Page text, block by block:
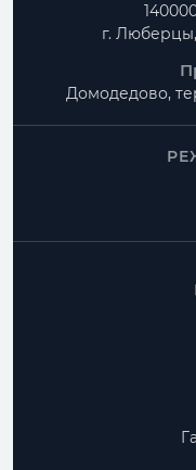
г. Люберцы,
Домодедово,